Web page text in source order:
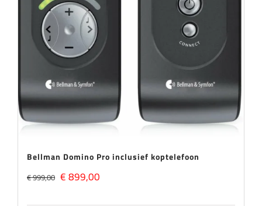
Bellman Domino Pro inclusief koptelefoon
€999,00 Oorspronkelijke
€899,00